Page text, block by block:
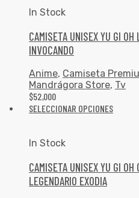
In Stock
CAMISETA UNISEX YU GI OH
INVOCANDO
Anime, Camiseta
Mandrágora Store, Tv
$52,000
SELECCIONAR OPCIONES
In Stock
CAMISETA UNISEX YU GI OH
LEGENDARIO EXODIA